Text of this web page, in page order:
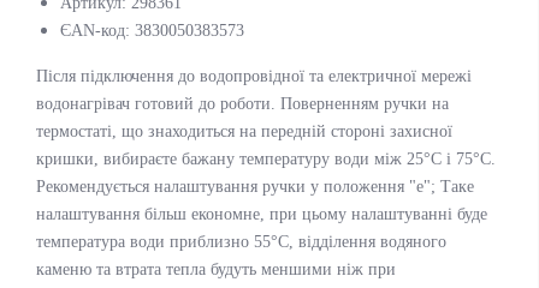
ЄАN-код: 3830050383573
Після підключення до водопровідної та електричної мережі
водонагрівач готовий до роботи. Поверненням ручки на
термостаті, що знаходиться на передній стороні захисної
кришки, вибираєте бажану температуру води між 25°C і 75°C.
Рекомендується налаштування ручки у положення "e"; Таке
налаштування більш економне, при цьому налаштуванні буде
температура води приблизно 55°C, відділення водяного
каменю та втрата тепла будуть меншими ніж при